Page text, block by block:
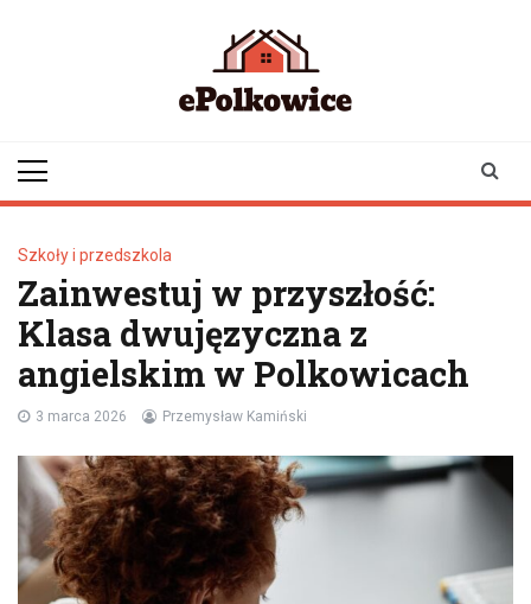
Szkoły i przedszkola
Zainwestuj w przyszłość:
Klasa dwujęzyczna z
angielskim w Polkowicach
3 marca 2026 Przemysław Kamiński